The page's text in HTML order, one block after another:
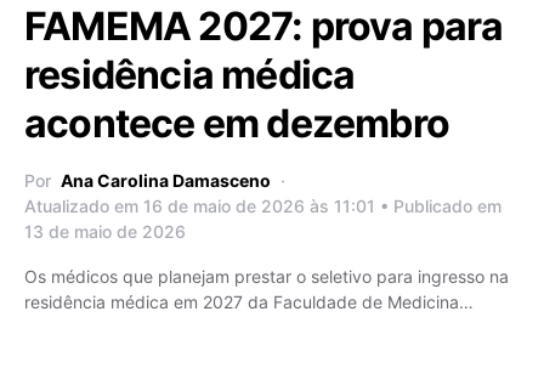
FAMEMA 2027: prova para
residência médica
acontece em dezembro
Por Ana Carolina Damasceno
Atualizado em 16 de maio de 2026 às 11:01 • Publicado em
13 de maio de 2026
Os médicos que planejam prestar o seletivo para ingresso na
residência médica em 2027 da Faculdade de Medicina…